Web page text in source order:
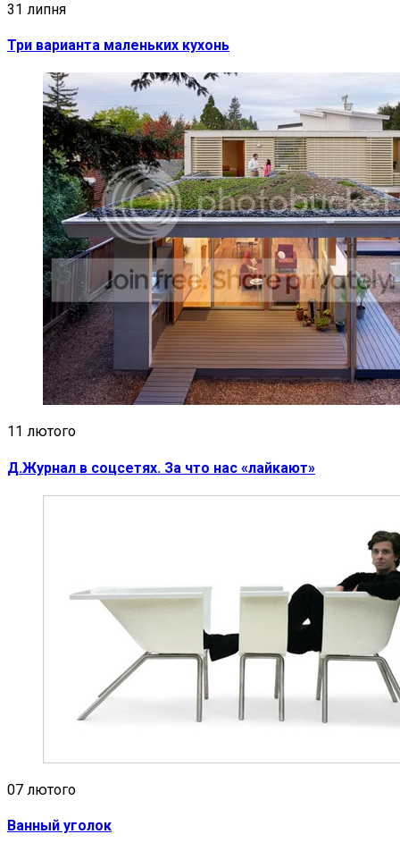
31 липня
Три варианта маленьких кухонь
11 лютого
Д.Журнал в соцсетях. За что нас «лайкают»
07 лютого
Ванный уголок